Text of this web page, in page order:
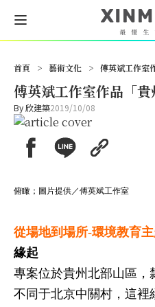
首頁 > 藝術文化 > 傅英斌工作室
傅英斌工作室作品「貴
By欣建築2019/10/08
俯瞰；圖片提供／傅英斌工作室
從場地到場所-環境教育
緣起
專案位於貴州北部山區，
不同于北京中關村，這裡